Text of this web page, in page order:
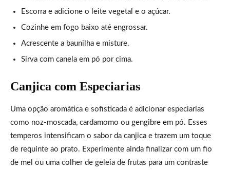
Escorra e adicione o leite vegetal e o açúcar.
Cozinhe em fogo baixo até engrossar.
Acrescente a baunilha e misture.
Sirva com canela em pó por cima.
Canjica com Especiarias
Uma opção aromática e sofisticada é adicionar especiarias
como noz-moscada, cardamomo ou gengibre em pó. Esses
temperos intensificam o sabor da canjica e trazem um toque
de requinte ao prato. Experimente ainda finalizar com um fio
de mel ou uma colher de geleia de frutas para um contraste